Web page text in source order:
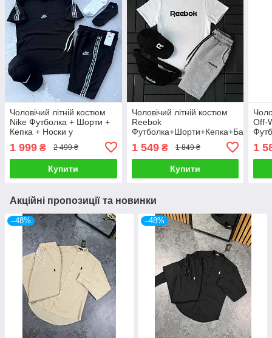
Чоловічий літній костюм
Nike Футболка + Шорти +
Кепка + Носки у
Комплект Найк
1 999 ₴ 2 499 ₴
Купити
Чоловічий літній костюм
Reebok
Футболка+Шорти+Кепка+Барсетка
Комплект Рібок
1 549₴ 1 849 ₴
Купити
Off-
1
Акційні пропозиції та новинки
–48% –48%